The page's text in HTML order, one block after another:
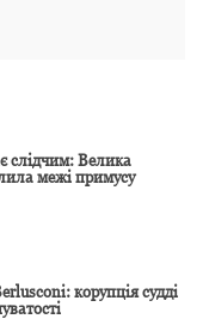
слідчим: Велика
межі примусу
корупція судді